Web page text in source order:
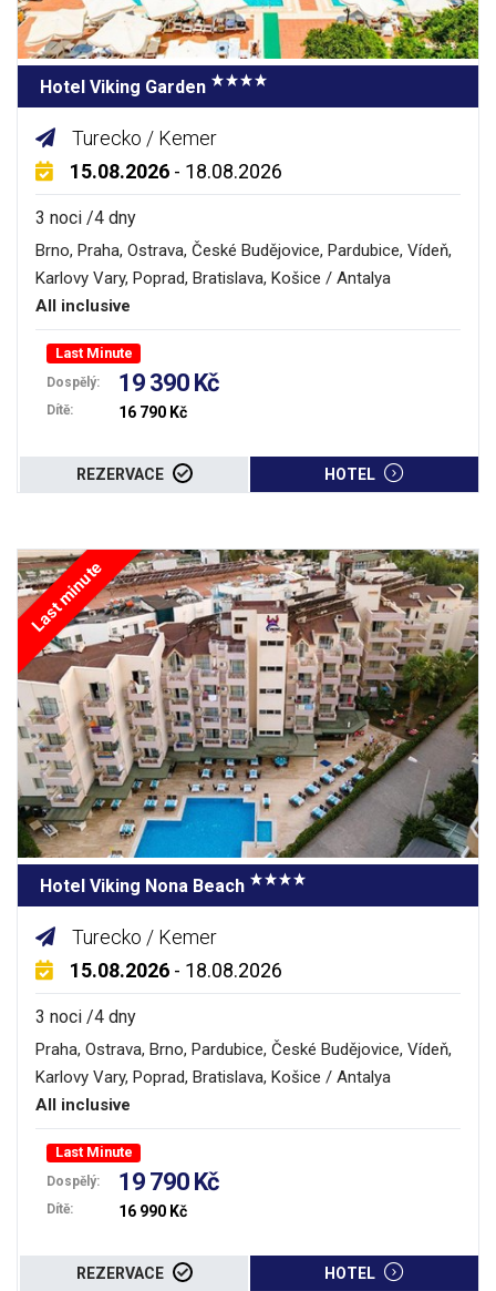
Hotel Viking Garden
Turecko / Kemer
15.08.2026 - 18.08.2026
3 noci /4 dny
Brno, Praha, Ostrava, České Budějovice, Pardubice, Vídeň,
Karlovy Vary, Poprad, Bratislava, Košice / Antalya
All inclusive
Last Minute
Dospělý: 19 390 Kč
Dítě: 16 790 Kč
REZERVACE HOTEL
Last minute
Hotel Viking Nona Beach
Turecko / Kemer
15.08.2026 - 18.08.2026
3 noci /4 dny
Praha, Ostrava, Brno, Pardubice, České Budějovice, Vídeň,
Karlovy Vary, Poprad, Bratislava, Košice / Antalya
All inclusive
Last Minute
Dospělý: 19 790 Kč
Dítě: 16 990 Kč
REZERVACE HOTEL